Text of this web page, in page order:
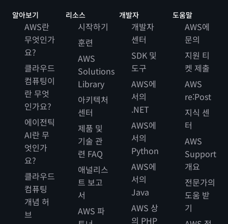
알아보기
AWS란
무엇인가
요?
클라우드
컴퓨팅이
란 무엇
인가요?
에이전틱
AI란 무
엇인가
요?
클라우드
컴퓨팅
개념 허
브
리소스
시작하기
훈련
AWS
Solutions
Library
아키텍처
센터
제품 및
기술 관
련 FAQ
애널리스
트 보고
서
AWS 파
개발자
개발자
센터
SDK 및
도구
AWS에
서의
.NET
AWS에
서의
Python
AWS에
서의
Java
AWS 상
의 PHP
도움말
AWS에
문의
지원 티
켓 제출
AWS
re:Post
지식 센
터
AWS
Support
개요
전문가의
도움 받
기